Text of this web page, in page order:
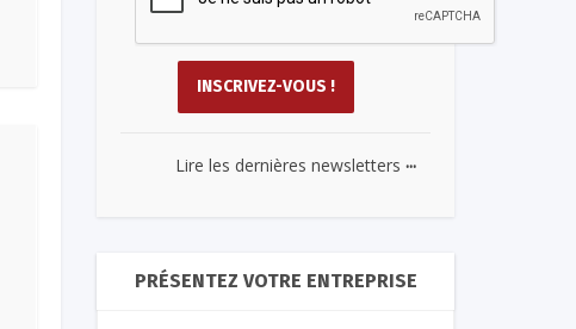
Lire les dernières newsletters ...
PRÉSENTEZ VOTRE ENTREPRISE